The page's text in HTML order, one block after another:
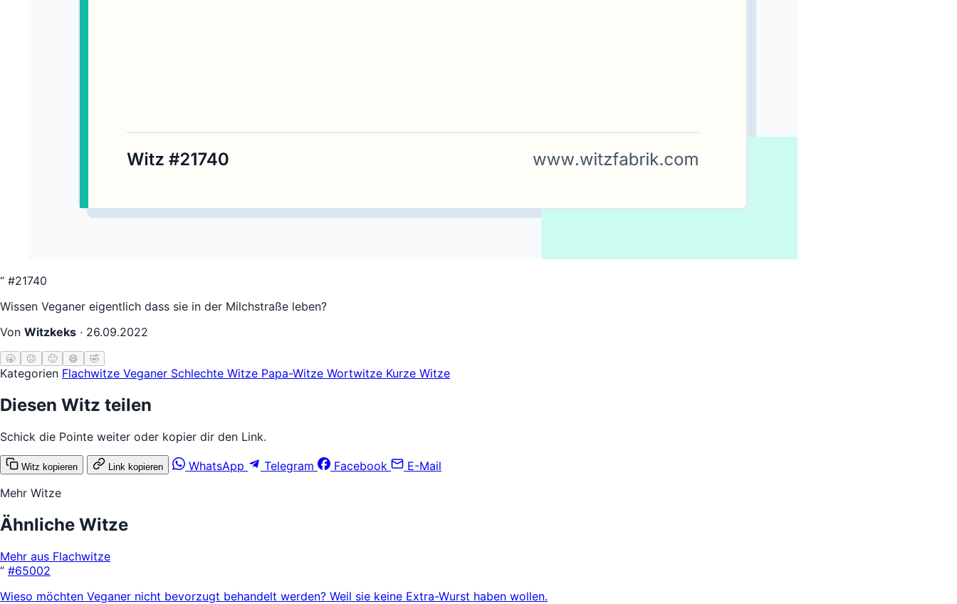
“ #21740
Wissen Veganer eigentlich dass sie in der Milchstraße leben?
Von Witzkeks · 26.09.2022
🥱 😐 🙂 😄 🤣
Kategorien Flachwitze Veganer Schlechte Witze Papa-Witze Wortwitze Kurze Witze
Diesen Witz teilen
Schick die Pointe weiter oder kopier dir den Link.
Witz kopieren Link kopieren WhatsApp Telegram Facebook
E-Mail
Mehr Witze
Ähnliche Witze
Mehr aus Flachwitze
“ #65002
Wieso möchten Veganer nicht bevorzugt behandelt werden? Weil sie keine Extra-Wurst haben wollen.